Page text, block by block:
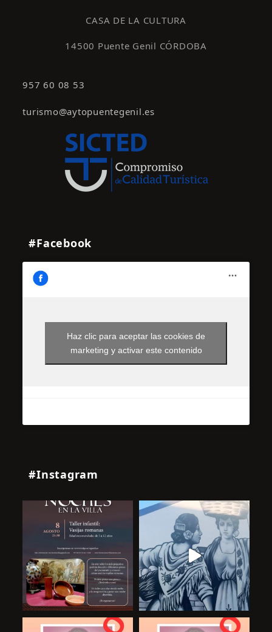
CASA DE LA CULTURA
14500 Puente Genil CÓRDOBA
957 60 08 53
turismo@aytopuentegenil.es
#Facebook
Haz clic para aceptar las cookies de
marketing y activar este contenido
#Instagram